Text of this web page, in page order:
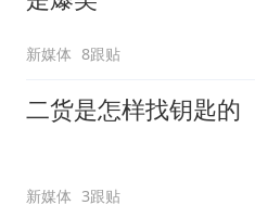
新媒体 8跟贴
二货是怎样找钥匙的
新媒体 3跟贴